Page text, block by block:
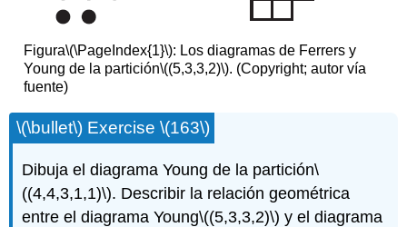
Figura\(\PageIndex{1}\): Los diagramas de Ferrers y
Young de la partición\((5,3,3,2)\). (Copyright; autor vía
fuente)
\(\bullet\) Exercise\(163\)
Dibuja el diagrama Young de la partición\
((4,4,3,1,1)\). Describir la relación geométrica
entre el diagrama Young\((5,3,3,2)\) y el diagrama